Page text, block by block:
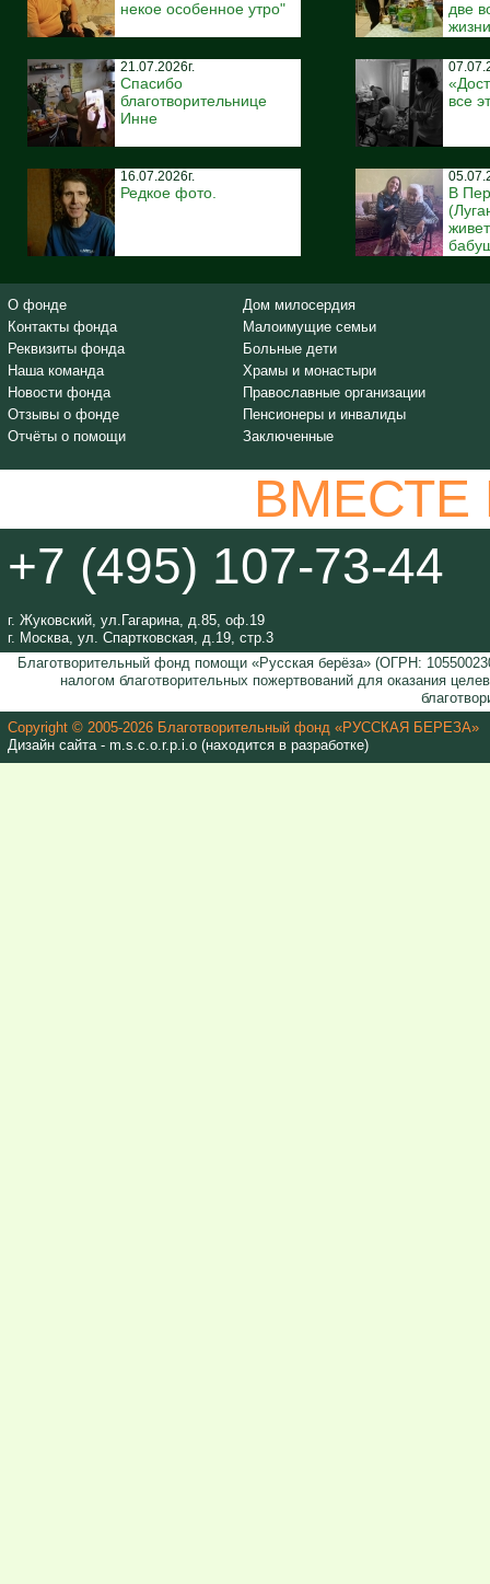
некое особенное утро"
21.07.2026г.
Спасибо
благотворительнице
Инне
16.07.2026г.
Редкое фото.
две
жизни
все
В
О фонде
Контакты фонда
Реквизиты фонда
Наша команда
Новости фонда
Отзывы о фонде
Отчёты о помощи
Дом милосердия
Малоимущие семьи
Больные дети
Храмы и монастыри
Православные организации
Пенсионеры и инвалиды
Заключенные
+7 (495) 107-73-44
г. Жуковский, ул.Гагарина, д.85, оф.19
г. Москва, ул. Спартковская, д.19, стр.3
Благотворительный фонд помощи «Русская берёза» (ОГРН:
налогом благотворительных пожертвований для оказания
Copyright © 2005-2026 Благотворительный фонд «РУССКАЯ БЕРЕЗА»
Дизайн сайта - m.s.c.o.r.p.i.o (находится в разработке)